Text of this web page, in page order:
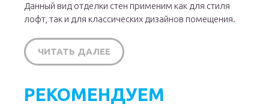
Данный вид отделки стен применим как для стиля
лофт, так и для классических дизайнов помещения.
ЧИТАТЬ ДАЛЕЕ
РЕКОМЕНДУЕМ